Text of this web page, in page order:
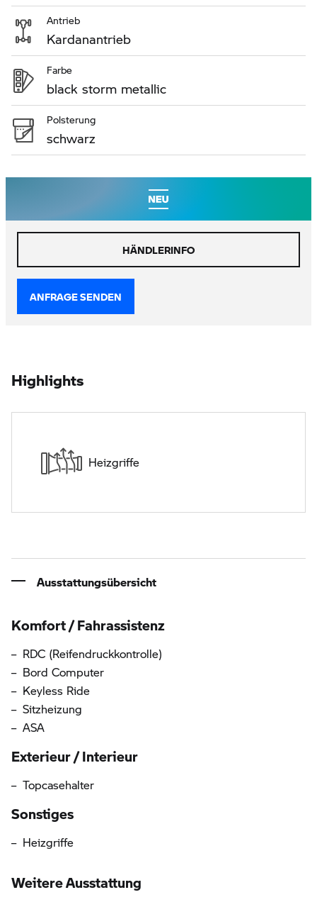
Antrieb
Kardanantrieb
Farbe
black storm metallic
Polsterung
schwarz
HÄNDLERINFO
ANFRAGE SENDEN
Highlights
Heizgriffe
Ausstattungsübersicht
Informationen über die Ausstattung
Komfort / Fahrassistenz
RDC (Reifendruckkontrolle)
Bord Computer
Keyless Ride
Sitzheizung
ASA
Exterieur / Interieur
Topcasehalter
Sonstiges
Heizgriffe
Weitere Ausstattung